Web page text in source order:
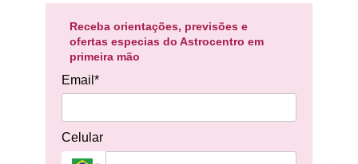
Receba orientações, previsões e
ofertas especias do Astrocentro em
primeira mão
Email*
Celular